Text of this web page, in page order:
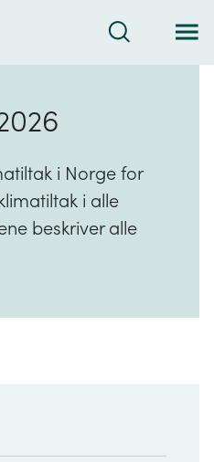
Søk
i Norge for
i alle
beskriver alle